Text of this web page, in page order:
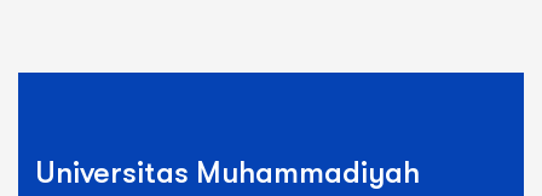
Universitas Muhammadiyah